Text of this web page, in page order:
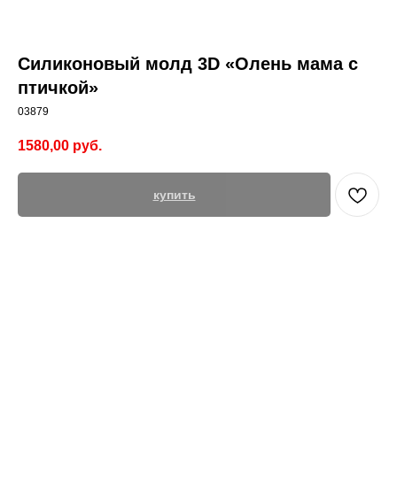
Силиконовый молд 3D «Олень мама с
птичкой»
03879
1580,00 руб.
купить